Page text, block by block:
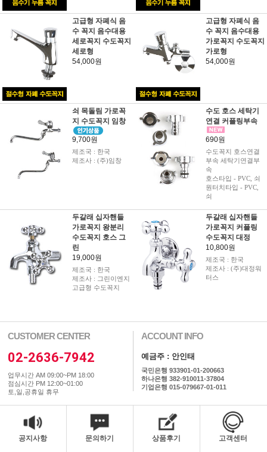
고급형 자폐식 음
수 꼭지 음수대용
세로꼭지 수도꼭지
세로형
54,000원
고급형 자폐식 음
수 꼭지 음수대용
가로꼭지 수도꼭지
가로형
54,000원
쇠 목돌림 가로꼭
지 수도꼭지 임창
9,700원
제조국 : 한국
제조사 : (주)임창
수도 호스 세탁기
연결 커플링부속
690원
수도꼭지 호스연결
부속 세탁기연결부
속
호스타입 - PVC, 쇠
원터치타입 - PVC,
쇠
두갈래 십자핸들
가로꼭지 왕분리
수도꼭지 호스 그
린
19,000원
제조국 : 한국
제조사 : 그린이엔지
고급형 수도꼭지
두갈래 십자핸들
가로꼭지 커플링
수도꼭지 대정
10,800원
제조국 : 한국
제조사 : (주)대정워
터스
CUSTOMER CENTER
02-2636-7942
업무시간 AM 09:00~PM 18:00
점심시간 PM 12:00~01:00
토,일,공휴일 휴무
ACCOUNT INFO
예금주 : 안인태
국민은행 933901-01-200663
하나은행 382-910011-37804
기업은행 015-079667-01-011
공지사항 문의하기 상품후기 고객센터